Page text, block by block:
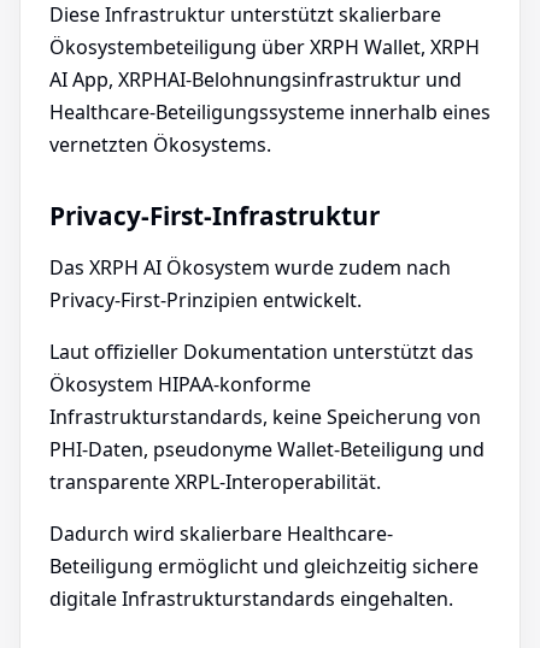
Diese Infrastruktur unterstützt skalierbare
Ökosystembeteiligung über XRPH Wallet, XRPH
AI App, XRPHAI-Belohnungsinfrastruktur und
Healthcare-Beteiligungssysteme innerhalb eines
vernetzten Ökosystems.
Privacy-First-Infrastruktur
Das XRPH AI Ökosystem wurde zudem nach
Privacy-First-Prinzipien entwickelt.
Laut offizieller Dokumentation unterstützt das
Ökosystem HIPAA-konforme
Infrastrukturstandards, keine Speicherung von
PHI-Daten, pseudonyme Wallet-Beteiligung und
transparente XRPL-Interoperabilität.
Dadurch wird skalierbare Healthcare-
Beteiligung ermöglicht und gleichzeitig sichere
digitale Infrastrukturstandards eingehalten.